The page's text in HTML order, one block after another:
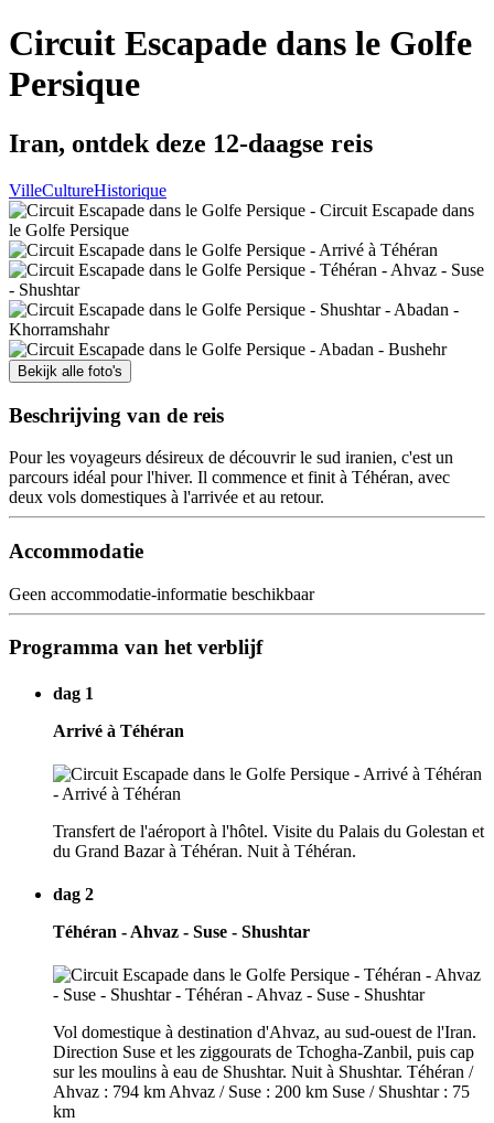
Circuit Escapade dans le Golfe
Persique
Iran, ontdek deze 12-daagse reis
VilleCultureHistorique
Bekijk alle foto's
Beschrijving van de reis
Pour les voyageurs désireux de découvrir le sud iranien, c'est un
parcours idéal pour l'hiver. Il commence et finit à Téhéran, avec
deux vols domestiques à l'arrivée et au retour.
Accommodatie
Geen accommodatie-informatie beschikbaar
Programma van het verblijf
dag 1
Arrivé à Téhéran
Transfert de l'aéroport à l'hôtel. Visite du Palais du Golestan et
du Grand Bazar à Téhéran. Nuit à Téhéran.
dag 2
Téhéran - Ahvaz - Suse - Shushtar
Vol domestique à destination d'Ahvaz, au sud-ouest de l'Iran.
Direction Suse et les ziggourats de Tchogha-Zanbil, puis cap
sur les moulins à eau de Shushtar. Nuit à Shushtar. Téhéran /
Ahvaz : 794 km Ahvaz / Suse : 200 km Suse / Shushtar : 75
km